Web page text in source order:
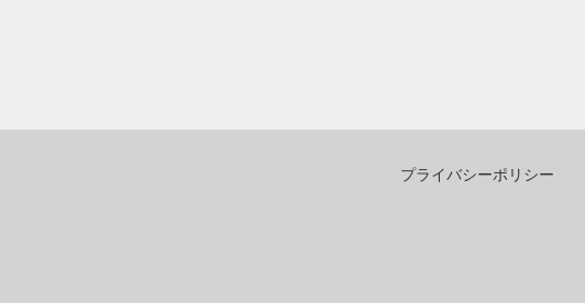
プライバシーポリシー